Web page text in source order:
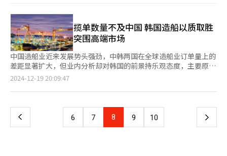
对此，韩经联经济产业本部长李相浩（音）呼吁：“政府应采取措
施稳定外汇市场，为出口企业创造更具竞争力的环境。同时，国会
应避免出台可能削弱企业活力的监管法规。” 展望未来，在外部
市场挑战持续加剧和国内政策制定面临复杂局面的情况下，如何平
衡外部压力与内部支持，将决定韩国制造业和出口产业能否在明年
实现稳定发展。 11月29日，釜山神仙台·戡蛮·新戡蛮码头堆积
着大量进出口货物。【图片来源 韩联社】
部海事管理局（MARAD）的国家安全多任务船（NSMV）建造项
目，在海上风电安装船、政府船只及海军运输船维修改造等领域也
有出色业绩。 费城造船厂未来预计会成为美国海军舰艇建造与维
修（MRO）业务的重要据点。目前，美国海军面临舰艇生产设施
不足的问题，而费城造船厂是解决这一问题的最佳选择。韩华海洋
预计会在北美海洋防务市场中扮演重要角色，同时实现业务多元化
与全球影响力的提升。 韩华集团收购的美国费城造船厂全景【图
片来源 韩联社】
市值增至5.5443万亿韩元。 KB证券研究员柳恩爱（音）分析指
出：“通过在中国成立生产法人，人工成本和运输成本负担将减
轻，从而提高中国业务的盈利能力。” 超市的三养火鸡面柜台
【图片提供 韩联社】
业务。 韩国产业研究院、大韩商工会议所北京事务所和中国韩国
商会面向217家进军中国市场的韩国企业经营环境实态调查，并于
近日发布结果显示，制造业受到当地内需低迷拖累，面临着重重挑
战。汽车和化学行业由于疲软和与当地行业竞争激化，而面临较大
困难；纺织服装业及电气电子业则受到出口疲软；金属机械等行业
受到人力成本问题；零售业则主要受到出口疲软的困扰。 有观点
认为，除了内需低迷外，韩国企业在与中国企业的竞争中逐渐处于
劣势，也是危机的主要原因之一。实际上，现代汽车中国法人北京
现代继出售北京第一工厂后，去年底以16.2亿元人民币的价格将重
于仁川市南洞区的仁川商工会议所总部【图片提供 仁川商工会议
所】 在此背景下，韩国仁川商工会议所（以下简称仁川商会）通
揽单数量不及中国 韩国造船以质取胜
突围高端市场
中国造船业近来发展势头强劲，中韩两国在全球造船业订单量上的
差距显著扩大，但业内分析却对韩国的前景持乐观态度，主要原因
在于韩国在高附加值船舶接单选择方面取得成效。 全球金融机构
韩国造船企业在液化天然气（LNG）和液化石油气（LPG）运输船
依旧保持竞争优势。 英国克拉克森研究公司数据显示，今年1至11
月，韩国在全球市场共揽获1092万修正总吨（CGT，248艘）订
2024-12-19 20:09:47
上
页
6 7 8 9 10 下